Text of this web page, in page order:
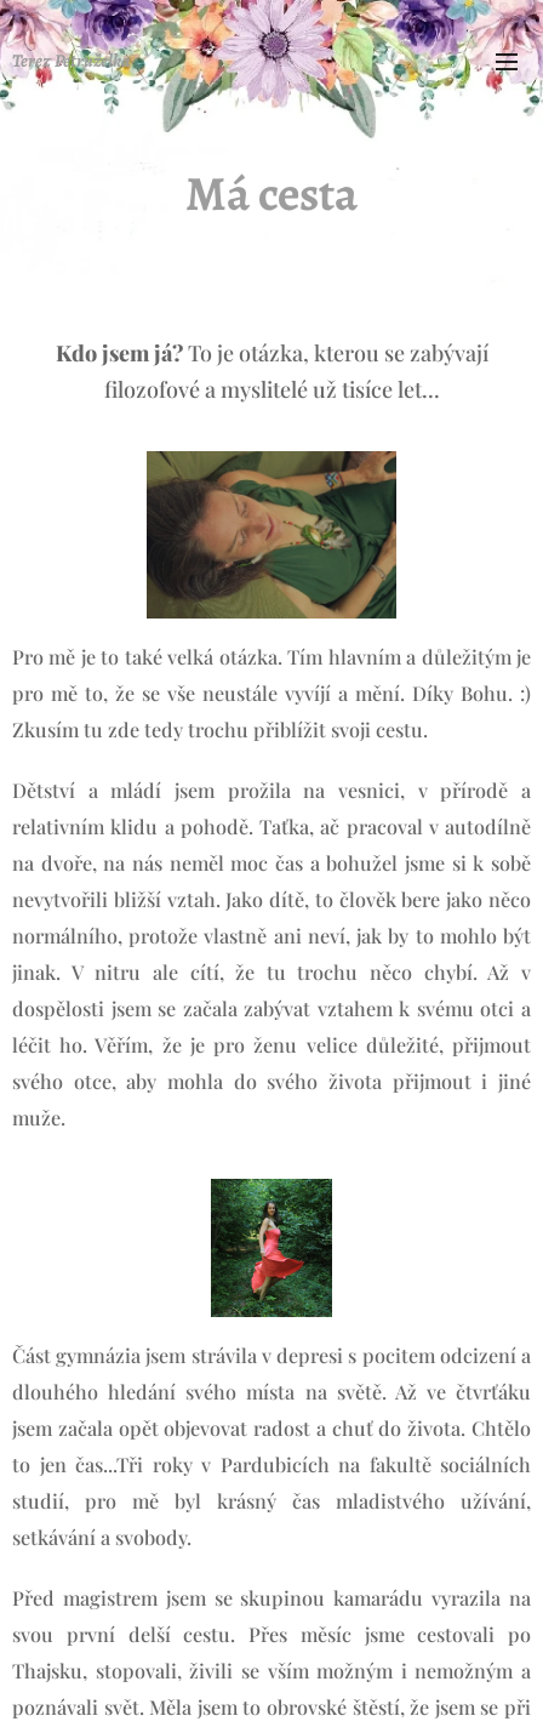
Terez Petruželka
Má cesta
Kdo jsem já?To je otázka, kterou se zabývají
filozofové a myslitelé už tisíce let...
Pro mě je to také velká otázka. Tím hlavním a důležitým je
pro mě to, že se vše neustále vyvíjí a mění. Díky Bohu. :)
Zkusím tu zde tedy trochu přiblížit svoji cestu.
Dětství a mládí jsem prožila na vesnici, v přírodě a
relativním klidu a pohodě. Taťka, ač pracoval v autodílně
na dvoře, na nás neměl moc čas a bohužel jsme si k sobě
nevytvořili bližší vztah. Jako dítě, to člověk bere jako něco
normálního, protože vlastně ani neví, jak by to mohlo být
jinak. V nitru ale cítí, že tu trochu něco chybí. Až v
dospělosti jsem se začala zabývat vztahem k svému otci a
léčit ho. Věřím, že je pro ženu velice důležité, přijmout
svého otce, aby mohla do svého života přijmout i jiné
muže.
Část gymnázia jsem strávila v depresi s pocitem odcizení a
dlouhého hledání svého místa na světě. Až ve čtvrťáku
jsem začala opět objevovat radost a chuť do života. Chtělo
to jen čas...Tři roky v Pardubicích na fakultě sociálních
studií, pro mě byl krásný čas mladistvého užívání,
setkávání a svobody.
Před magistrem jsem se skupinou kamarádu vyrazila na
svou první delší cestu. Přes měsíc jsme cestovali po
Thajsku, stopovali, živili se vším možným i nemožným a
poznávali svět. Měla jsem to obrovské štěstí, že jsem se při